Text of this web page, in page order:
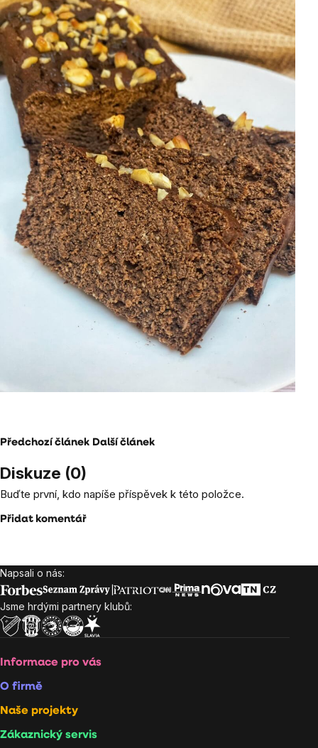
Předchozí článek Další článek
Diskuze (0)
Buďte první, kdo napíše příspěvek k této položce.
Přidat komentář
Zápatí
Napsali o nás:
Jsme hrdými partnery klubů:
Informace pro vás
O firmě
Naše projekty
Zákaznický servis